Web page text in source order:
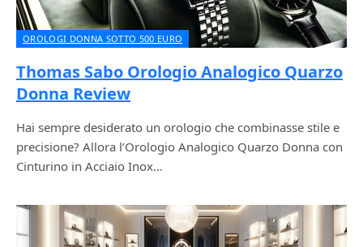
OROLOGI DONNA SOTTO 500 EURO
Thomas Sabo Orologio Analogico Quarzo
Donna Review
Hai sempre desiderato un orologio che combinasse stile e
precisione? Allora l’Orologio Analogico Quarzo Donna con
Cinturino in Acciaio Inox…